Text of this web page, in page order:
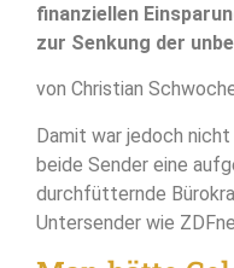
finanziellen
zur Senkung der
von Christian
Damit war jedoch
beide Sender eine
durchfütternde
Untersender wie